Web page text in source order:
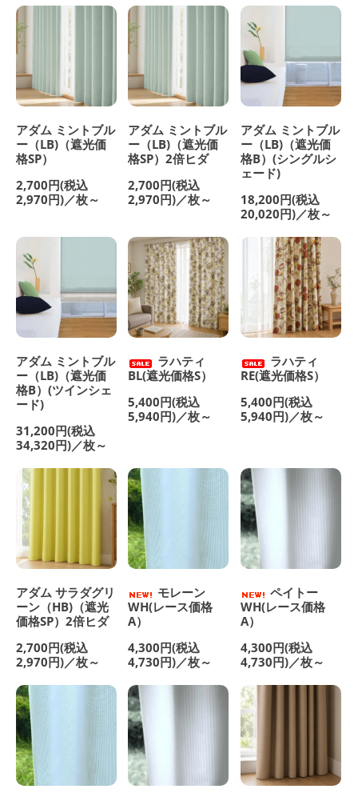
アダム ミントブル
ー（LB)（遮光価
格SP）
2,700円(税込
2,970円)／枚～
アダム ミントブル
ー（LB)（遮光価
格SP）2倍ヒダ
2,700円(税込
2,970円)／枚～
アダム ミントブル
ー（LB)（遮光価
格B）(シングルシ
ェード)
18,200円(税込
20,020円)／枚～
アダム ミントブル
ー（LB)（遮光価
格B）(ツインシェ
ード)
31,200円(税込
34,320円)／枚～
ラハティ
BL(遮光価格S）
5,400円(税込
5,940円)／枚～
ラハティ
RE(遮光価格S）
5,400円(税込
5,940円)／枚～
アダム サラダグリ
ーン（HB)（遮光
価格SP）2倍ヒダ
2,700円(税込
2,970円)／枚～
モレーン
WH(レース価格
A）
4,300円(税込
4,730円)／枚～
ペイトー
WH(レース価格
A）
4,300円(税込
4,730円)／枚～